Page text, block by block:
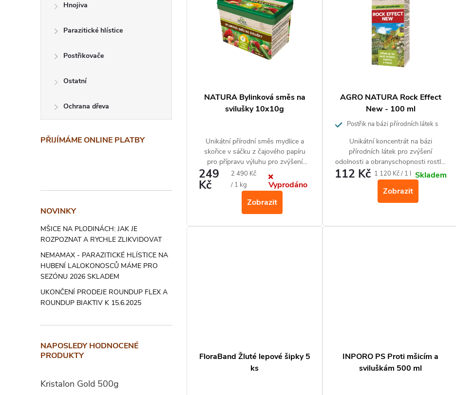
Hnojiva
Parazitické hlístice
Postřikovače
Ostatní
Ochrana dřeva
PŘIJÍMÁME ONLINE PLATBY
NOVINKY
MŠICE NA PLODINÁCH: JAK JE
ROZPOZNAT A RYCHLE ZLIKVIDOVAT
NEMAMAX - PARAZITICKÉ HLÍSTICE NA
HUBENÍ LALOKONOSCŮ MÁME PRO
SEZÓNU 2026 SKLADEM
UKONČENÍ PRODEJE ROUNDUP FLEX A
ROUNDUP BIAKTIV K 15.6.2025
NAPOSLEDY HODNOCENÉ
PRODUKTY
Kristalon Gold 500g
NATURA Bylinková směs na
svilušky 10x10g
Unikátní přírodní směs mydlice a
skořice v sáčku z čajového papíru
pro přípravu výluhu pro zvýšení
odolnosti a obranyschopnosti rostlin
proti sviluškám. Vhodné pro
biopěstování. Na 50m²
249
Kč
Měrná
cena:
2 490 Kč
/ 1 kg
Vyprodáno
Zobrazit
AGRO NATURA Rock Effect
New - 100 ml
Postřik na bázi přírodních látek s
Unikátní koncentrát na bázi
přírodních látek pro zvýšení
odolnosti a obranyschopnosti rostlin
proti škůdcům jako jsou mšice,
molice, svilušky, třásněnky, červci –
puklice (v raném stadiu) a také
americké padlí na angreštu a rybízu.
112 Kč Měrná
1 120 Kč / 1 l Skladem
Zobrazit
FloraBand Žluté lepové šipky 5
ks
INPORO PS Proti mšicím a
sviluškám 500 ml